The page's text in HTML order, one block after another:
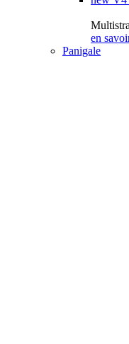
en
Panigale